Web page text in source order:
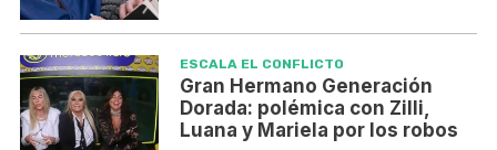
ESCALA EL CONFLICTO
Gran Hermano Generación
Dorada: polémica con Zilli,
Luana y Mariela por los robos